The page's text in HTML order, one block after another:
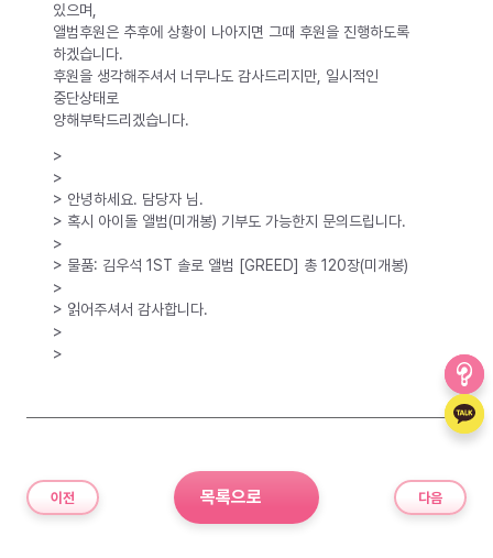
있으며,
앨범후원은 추후에 상황이 나아지면 그때 후원을 진행하도록
하겠습니다.
후원을 생각해주셔서 너무나도 감사드리지만, 일시적인
중단상태로
양해부탁드리겠습니다.
>
>
> 안녕하세요. 담당자 님.
> 혹시 아이돌 앨범(미개봉) 기부도 가능한지 문의드립니다.
>
> 물품: 김우석 1ST 솔로 앨범 [GREED] 총 120장(미개봉)
>
> 읽어주셔서 감사합니다.
>
>
이전 목록으로 다음